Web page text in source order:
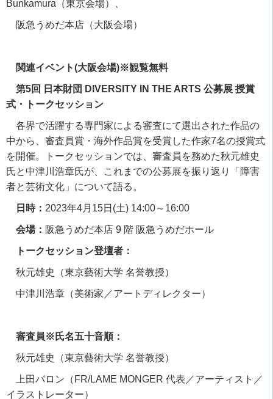
Bunkamura （東京会場）、
阪急うめだ本店（大阪会場）
関連イベント(大阪会場)※観覧無料
第5回 日本財団 DIVERSITY IN THE ARTS 公募展 授賞
式・トークセッション
各界で活躍する専門家による審査にて選出された作品の
中から、審査員賞・海外作品賞を受賞した作家7名の授賞式
を開催。トークセッションでは、審査員を務めた秋元雄史
氏と中津川浩章氏が、これまでの公募展を振り返り「障害
者と芸術文化」について語る。
日時： 2023年4月 15日 (土) 14:00～ 16:00
会場： 阪急うめだ本店 9 階 阪急うめだホール
トークセッション登壇者：
秋元雄史（東京藝術大学 名誉教授）
中津川浩章（美術家／アートディレクター）
審査員※氏名五十音順：
秋元雄史（東京藝術大学 名誉教授）
上田バロン（ FR/LAME MONGER 代表／アーティスト／
イラストレーター）